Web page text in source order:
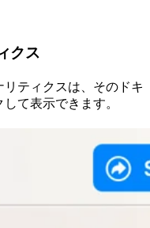
クス
ティクスは、そのドキ
て表示できます。